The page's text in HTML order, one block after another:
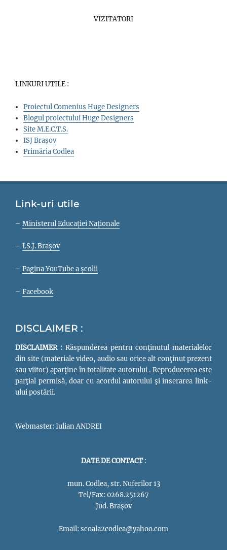
VIZITATORI
LINKURI UTILE :
Proiectul Comenius Huge Designers
Blogul proiectului Huge Designers
Site M.E.C.T.S.
ISJ Brașov
Primăria Codlea
Link-uri utile
– Ministerul Educației Naționale
– I.S.J. Brașov
– Pagina YouTube a școlii
– Facebook
DISCLAIMER :
DISCLAIMER : Răspunderea pentru conţinutul materialelor
din site (materiale video, audio sau orice alt conţinut prezent
sau viitor) aparţine în totalitate autorului . Reproducerea este
parţial permisă, doar cu acordul autorului şi inserarea link-
ului postării.
Webmaster: Iulian ANDREI
DATE DE CONTACT:
mun. Codlea, str. Nuferilor 13
Tel/Fax: 0268.251267
Jud. Brașov
Email: scoala2codlea@yahoo.com